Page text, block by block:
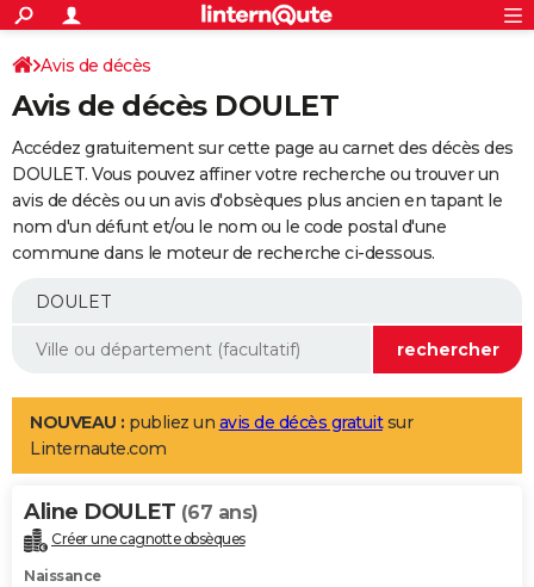
ACTUALITÉS
Politique
Société
Faits Divers
Education
Monde
Villes
+
SPORT
Coupe du monde 2026
Football
Tennis
Cyclisme
Rugby
Forum
Programme TV
TNT
Streaming
Cinéma
Sorties cinéma
Musique
+
FINANCE
Retraite
Epargne
Immobilier
Risques naturels par ville
Banque
Assurance
AUTO
Essais
Réserver un essai
Citadines
Berlines
SUV
Forum auto
+
Mobiles
Meilleur smartphone
Internet
Ordinateurs
Jeux vidéo
Guide high-tech
Aménagement intérieur
LIFESTYLE
Art de vivre
Bien-être
Loisirs
Mode
Modes de vie
Alimentation
Guide de la santé
Maladies
Médicaments
Sommeil
VOYAGE
Destinations
City break
Voyage nature
Voyage de noces
Forum
Climat
+PHOTO
Avis de décès
Avis de décès DOULET
Accédez gratuitement sur cette page au carnet des décès des
DOULET. Vous pouvez affiner votre recherche ou trouver un
avis de décès ou un avis d'obsèques plus ancien en tapant le
nom d'un défunt et/ou le nom ou le code postal d'une
commune dans le moteur de recherche ci-dessous.
NOUVEAU : publiez un avis de décès gratuitsur
Linternaute.com
Aline DOULET (67 ans)
Créer une cagnotte obsèques
Naissance